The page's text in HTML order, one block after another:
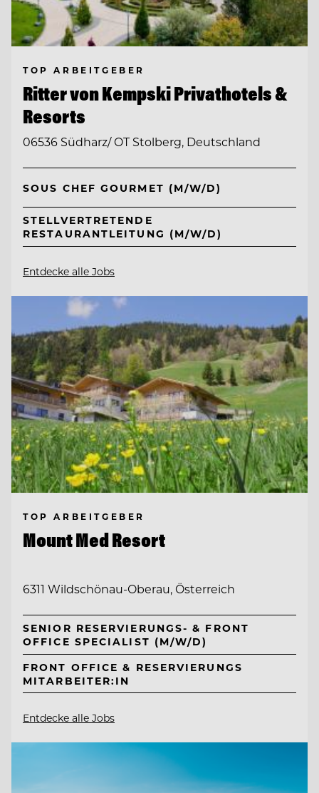
TOP ARBEITGEBER
Ritter von Kempski Privathotels &
Resorts
06536 Südharz/ OT Stolberg, Deutschland
SOUS CHEF GOURMET (M/W/D)
STELLVERTRETENDE
RESTAURANTLEITUNG (M/W/D)
Entdecke alle Jobs
TOP ARBEITGEBER
Mount Med Resort
6311 Wildschönau-Oberau, Österreich
SENIOR RESERVIERUNGS- & FRONT
OFFICE SPECIALIST (M/W/D)
FRONT OFFICE & RESERVIERUNGS
MITARBEITER:IN
Entdecke alle Jobs